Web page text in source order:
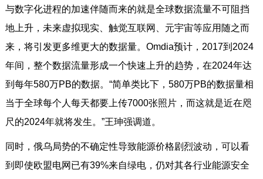
与数字化进程的加速伴随而来的就是全球数据流量不可阻挡
地上升，未来虚拟现实、触觉互联网、元宇宙等应用随之而
来，将引发更多维更大的数据量。Omdia预计，2017到2024
年间，整个数据流量形成一个快速上升的趋势，在2024年达
到每年580万PB的数据。“简单类比下，580万PB的数据量相
当于全球每个人每天都要上传7000张照片，而这就是近在咫
尺的2024年就将发生。”王珅强调道。
同时，俄乌局势的不确定性导致能源价格剧烈波动，可以看
到即使欧盟电网已有39%来自绿电，仍对其各行业能源安全